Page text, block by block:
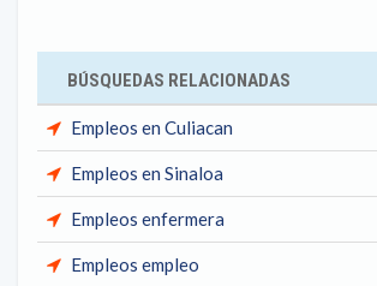
BÚSQUEDAS RELACIONADAS
Empleos en Culiacan
Empleos en Sinaloa
Empleos enfermera
Empleos empleo